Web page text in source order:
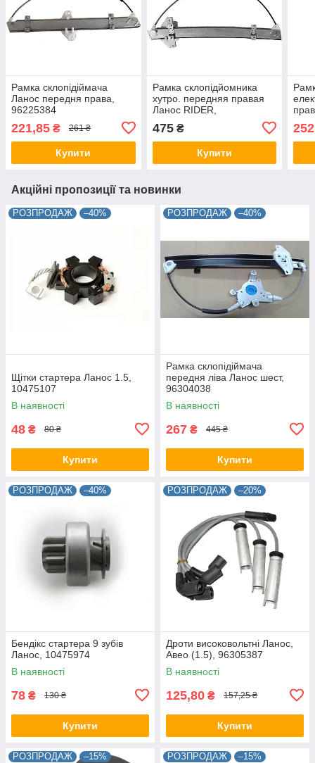
Рамка склопідіймача
Ланос передня права,
96225384
221,85 ₴ 261 ₴
Купити
Рамка склопідйомника
хутро. передняя правая
Ланос RIDER,
475₴
Купити
Акційні пропозиції та новинки
РОЗПРОДАЖ –40%
Щітки стартера Ланос 1.5,
10475107
В наявності
48 ₴ 80 ₴
Купити
РОЗПРОДАЖ –40%
Рамка склопідіймача
передня ліва Ланос шест,
96304038
В наявності
267 ₴ 445 ₴
Купити
РОЗПРОДАЖ –40%
Бендікс стартера 9 зубів
Ланос, 10475974
В наявності
78 ₴ 130 ₴
Купити
РОЗПРОДАЖ –20%
Дроти високовольтні Ланос,
Авео (1.5), 96305387
В наявності
125,80 ₴ 157,25 ₴
Купити
РОЗПРОДАЖ –15% РОЗПРОДАЖ –15%